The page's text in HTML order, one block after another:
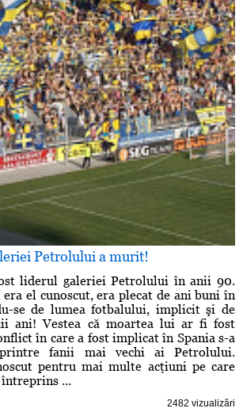
Petrolului a murit!
liderul galeriei Petrolului în anii 90.
era el cunoscut, era plecat de ani buni în
se de lumea fotbalului, implicit şi de
ani! Vestea că moartea lui ar fi fost
în care a fost implicat în Spania s-a
fanii mai vechi ai Petrolului.
pentru mai multe acţiuni pe care
...
2482 vizualizări